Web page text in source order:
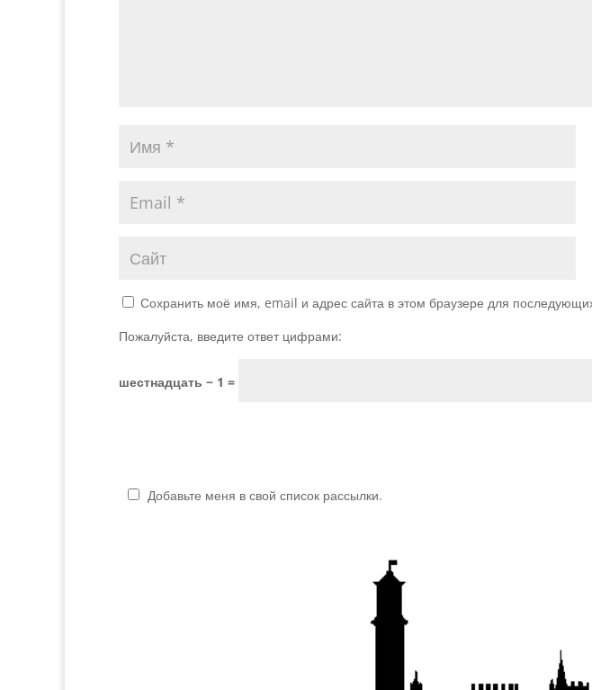
Сохранить моё имя, email и адрес сайта в этом браузере для
Пожалуйста, введите ответ цифрами:
шестнадцать − 1 =
Добавьте меня в свой список рассылки.